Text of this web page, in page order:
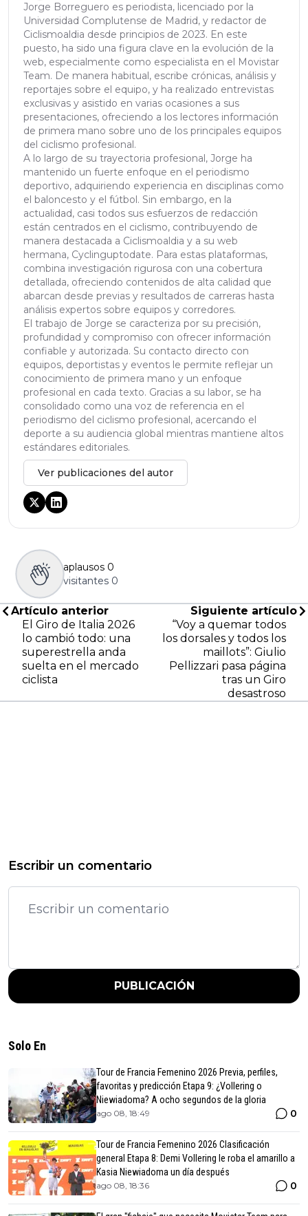
Jorge Borreguero es periodista, licenciado por la
Universidad Complutense de Madrid, y redactor de
Ciclismoaldia desde principios de 2023. En este
puesto, ha sido una figura clave en la evolución de la
web, especialmente como especialista en el Movistar
Team. De manera habitual, escribe crónicas, análisis y
reportajes sobre el equipo, y ha realizado entrevistas
exclusivas y asistido en varias ocasiones a sus
presentaciones, ofreciendo a los lectores información
de primera mano sobre uno de los principales equipos
del ciclismo profesional.
A lo largo de su trayectoria profesional, Jorge ha
mantenido un fuerte enfoque en el periodismo
deportivo, adquiriendo experiencia en disciplinas como
el baloncesto y el fútbol. Sin embargo, en la
actualidad, casi todos sus esfuerzos de redacción
están centrados en el ciclismo, contribuyendo de
manera destacada a Ciclismoaldia y a su web
hermana, Cyclinguptodate. Para estas plataformas,
combina investigación rigurosa con una cobertura
detallada, ofreciendo contenidos de alta calidad que
abarcan desde previas y resultados de carreras hasta
análisis expertos sobre equipos y corredores.
El trabajo de Jorge se caracteriza por su precisión,
profundidad y compromiso con ofrecer información
confiable y autorizada. Su contacto directo con
equipos, deportistas y eventos le permite reflejar un
conocimiento de primera mano y un enfoque
profesional en cada texto. Gracias a su labor, se ha
consolidado como una voz de referencia en el
periodismo del ciclismo profesional, acercando el
deporte a su audiencia global mientras mantiene altos
estándares editoriales.
Ver publicaciones del autor
aplausos 0
visitantes 0
Artículo anterior
El Giro de Italia 2026
lo cambió todo: una
superestrella anda
suelta en el mercado
ciclista
Siguiente artículo
“Voy a quemar todos
los dorsales y todos los
maillots”: Giulio
Pellizzari pasa página
tras un Giro
desastroso
Escribir un comentario
PUBLICACIÓN
Solo En
Tour de Francia Femenino 2026 Previa, perfiles,
favoritas y predicción Etapa 9: ¿Vollering o
Niewiadoma? A ocho segundos de la gloria
ago 08, 18:49 0
Tour de Francia Femenino 2026 Clasificación
general Etapa 8: Demi Vollering le roba el amarillo a
Kasia Niewiadoma un día después
ago 08, 18:36 0